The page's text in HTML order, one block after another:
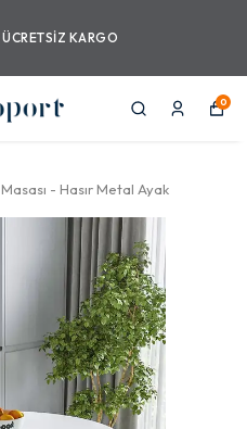
KARGO
0
- Hasır Metal Ayak